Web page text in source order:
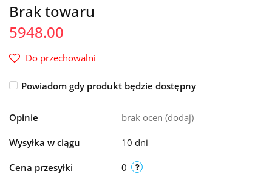
Brak towaru
5948.00
Do przechowalni
Powiadom gdy produkt będzie dostępny
Opinie brak ocen (dodaj)
Wysyłka w ciągu 10 dni
Cena przesyłki 0